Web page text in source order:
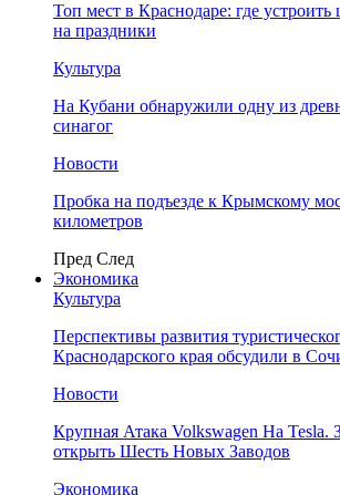
Топ мест в Краснодаре: где
на праздники
Культура
На Кубани обнаружили одну из
синагог
Новости
Пробка на подъезде к Крымскому
километров
Пред След
Экономика
Культура
Перспективы развития
Краснодарского края обсудили в
Новости
Крупная Атака Volkswagen На Tesla.
открыть Шесть Новых Заводов
Экономика